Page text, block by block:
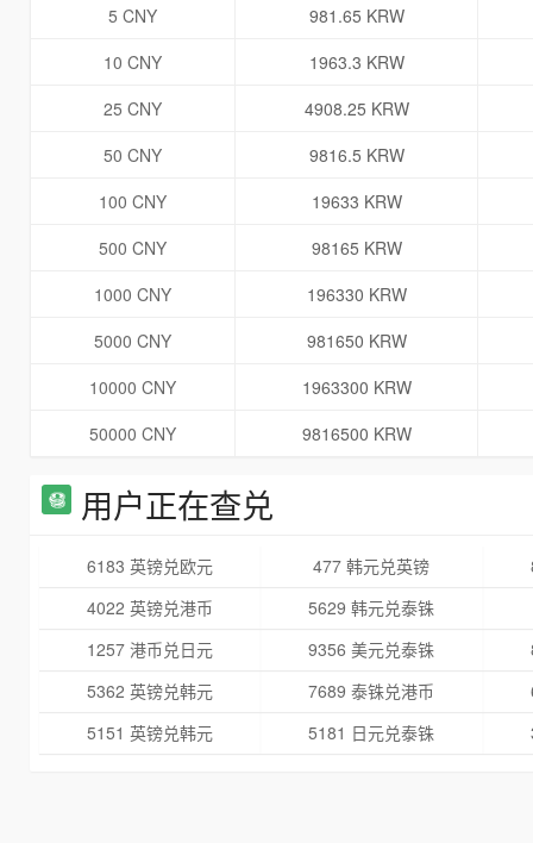
5 CNY
981.65 KRW
10 CNY
1963.3 KRW
25 CNY
4908.25 KRW
50 CNY
9816.5 KRW
100 CNY
19633 KRW
500 CNY
98165 KRW
1000 CNY
196330 KRW
5000 CNY
981650 KRW
10000 CNY
1963300 KRW
50000 CNY
9816500 KRW
用户正在查兑
6183 英镑兑欧元 477 韩元兑英镑
4022 英镑兑港币
5629 韩元兑泰铢
1257 港币兑日元
9356 美元兑泰铢
5362 英镑兑韩元
7689 泰铢兑港币
5151 英镑兑韩元
5181 日元兑泰铢